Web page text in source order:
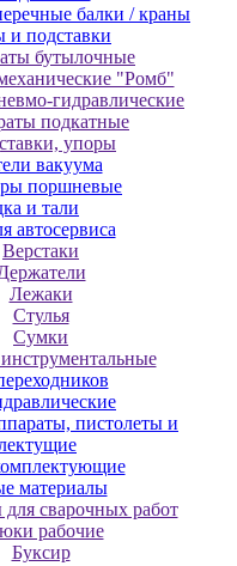
балки / краны
и подставки
бутылочные
"Ромб"
гидравлические
подкатные
упоры
вакуума
поршневые
и тали
автосервиса
Верстаки
Лежаки
Стулья
Сумки
пистолеты и
материалы
для сварочных работ
рабочие
Буксир